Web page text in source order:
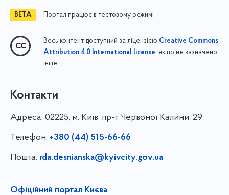
Портал працює в тестовому режимі
Весь контент доступний за ліцензією Creative Commons
Attribution 4.0 International license, якщо не зазначено
інше
Контакти
Адреса: 02225, м. Київ, пр-т Червоної Калини, 29
Телефон: +380 (44) 515-66-66
Пошта: rda.desnianska@kyivcity.gov.ua
Офіційний портал Києва